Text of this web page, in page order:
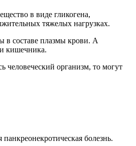
в виде гликогена,
тяжелых нагрузках.
в составе плазмы крови. А
кишечника.
человеческий организм, то могут
болезнь.